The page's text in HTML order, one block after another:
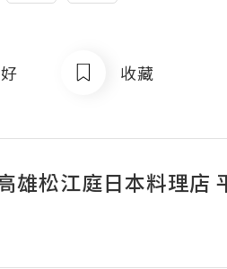
收藏
雄松江庭日本料理店